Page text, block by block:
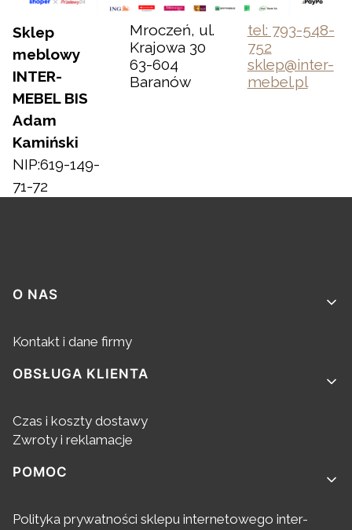
Sklep
meblowy
INTER-
MEBEL BIS
Adam
Kamiński
NIP:619-149-
71-72
Mroczeń, ul.
Krajowa 30
63-604
Baranów
tel: 793-548-
752
sklep@inter-
mebel.pl
Linki w stopce
O NAS
Kontakt i dane firmy
OBSŁUGA KLIENTA
Czas i koszty dostawy
Zwroty i reklamacje
POMOC
Polityka prywatności sklepu internetowego inter-